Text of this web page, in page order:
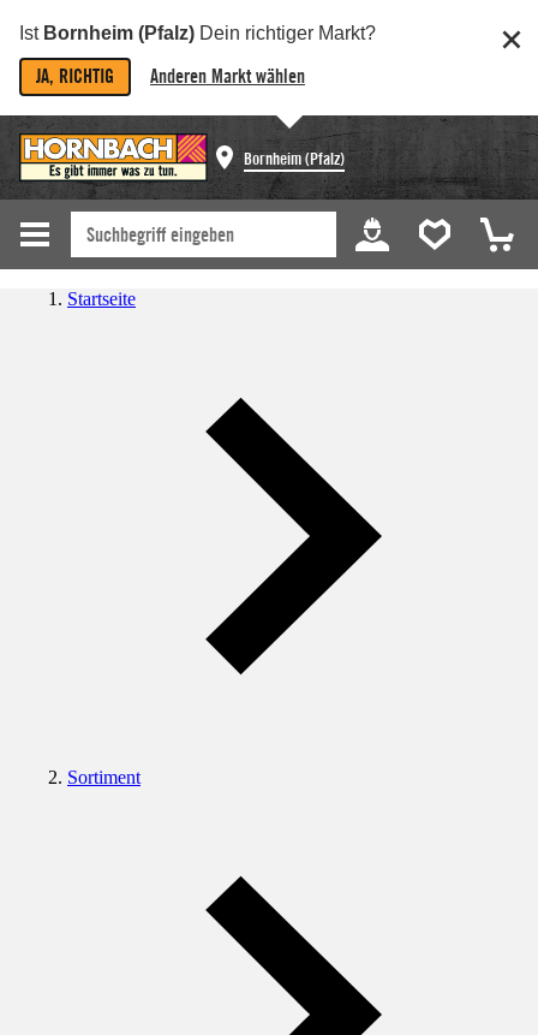
Ist Bornheim (Pfalz) Dein richtiger Markt?
JA, RICHTIG Anderen Markt wählen
Bornheim (Pfalz)
Startseite
Sortiment